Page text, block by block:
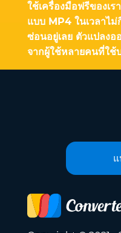
ใช้เครื่องมือฟรีของเร
แบบ MP4 ในเวลาไ
ซ่อนอยู่เลย ตัวแปลงอ
จากผู้ใช้หลายคนที่ใช้